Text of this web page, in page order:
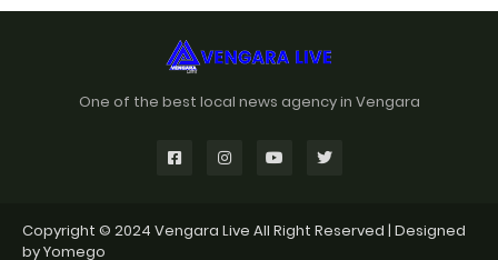
One of the best local news agency in Vengara
Copyright © 2024 Vengara Live All Right Reserved | Designed
byYomego